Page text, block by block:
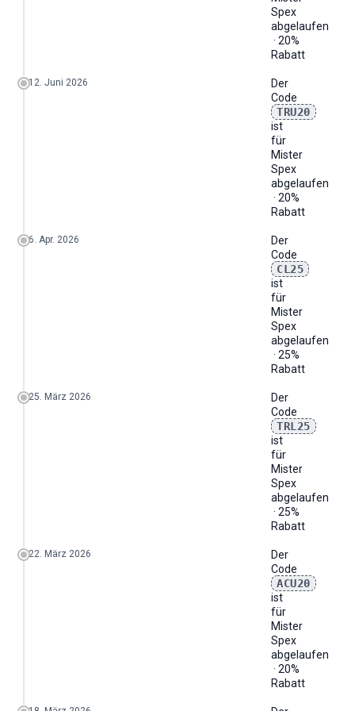
Spex
abgelaufen
· 20%
Rabatt
12. Juni 2026
Der
Code
TRU20
ist
für
Mister
Spex
abgelaufen
· 20%
Rabatt
6. Apr. 2026
Der
Code
CL25
ist
für
Mister
Spex
abgelaufen
· 25%
Rabatt
25. März 2026
Der
Code
TRL25
ist
für
Mister
Spex
abgelaufen
· 25%
Rabatt
22. März 2026
Der
Code
ACU20
ist
für
Mister
Spex
abgelaufen
· 20%
Rabatt